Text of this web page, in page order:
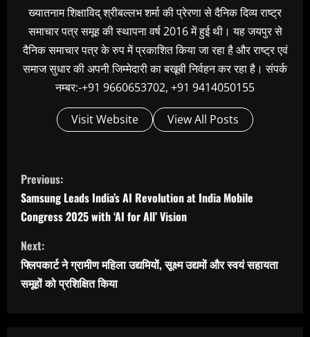
ख्यातनाम शिक्षाविद् श्रीबल्लभ शर्मा की प्रेरणा से दैनिक दिव्य राष्ट्र
समाचार पत्र समूह की स्थापना वर्ष 2016 में हुई थी। यह जयपुर से
दैनिक समाचार पत्र के रुप में प्रकाशित किया जा रहा है और राष्ट्र एवं
समाज सुधार की अपनी जिम्मेदारी का बखूबी निर्वहन कर रहा है। संपर्क
नम्बर:-+91 9660653702, +91 9414050155
Visit Website View All Posts
C
o
n
t
i
n
Previous:
Samsung Leads India’s AI Revolution at India Mobile
Congress 2025 with ‘AI for All’ Vision
Next:
फ्लिपकार्ट ने ग्रामीण महिला उद्यमियों, सूक्ष्म उद्यमों और स्वयं सहायता
समूहों को प्रशिक्षित किया